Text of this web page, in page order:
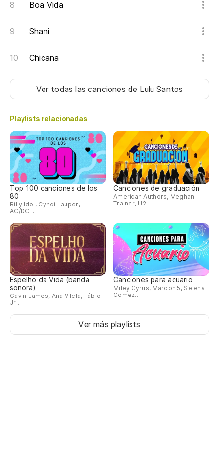
Boa Vida
Shani
Chicana
Ver todas las canciones de Lulu Santos
Playlists relacionadas
Top 100 canciones de los
80
Billy Idol, Cyndi Lauper,
AC/DC...
Canciones de graduación
American Authors, Meghan
Trainor, U2...
Espelho da Vida (banda
sonora)
Gavin James, Ana Vilela, Fábio
Jr...
Canciones para acuario
Miley Cyrus, Maroon 5, Selena
Gomez...
Ver más playlists